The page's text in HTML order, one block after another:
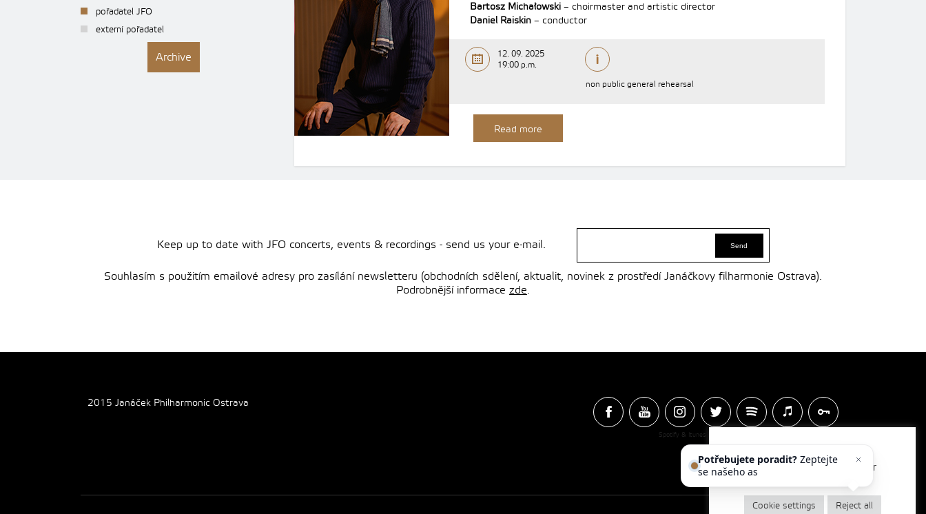
pořadatel JFO
externí pořadatel
Archive
Bartosz Michałowski – choirmaster and artistic director
Daniel Raiskin – conductor
12. 09. 2025
19:00 p.m.
non public general rehearsal
Read more
Keep up to date with JFO concerts, events & recordings - send us your e-mail.
Souhlasím s použitím emailové adresy pro zasílání newsletteru (obchodních sdělení, aktualit, novinek z prostředí Janáčkovy filharmonie Ostrava).
Podrobnější informace zde.
2015 Janáček Philharmonic Ostrava
Spotify & Itunes Icons made by
We use cookies to optimise our
website and our services.
Cookie settings Reject all
Potřebujete poradit?Zeptejte
se našeho asistenta